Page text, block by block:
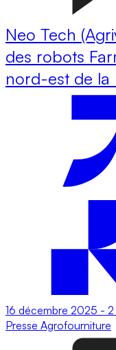
Neo Tech
des robots
nord-est de la
16 décembre 2025 - 2
Presse Agrofourniture